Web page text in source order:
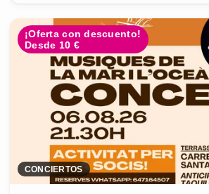
¡Oferta con descuento!
Desde 10 €
CONCIERTOS